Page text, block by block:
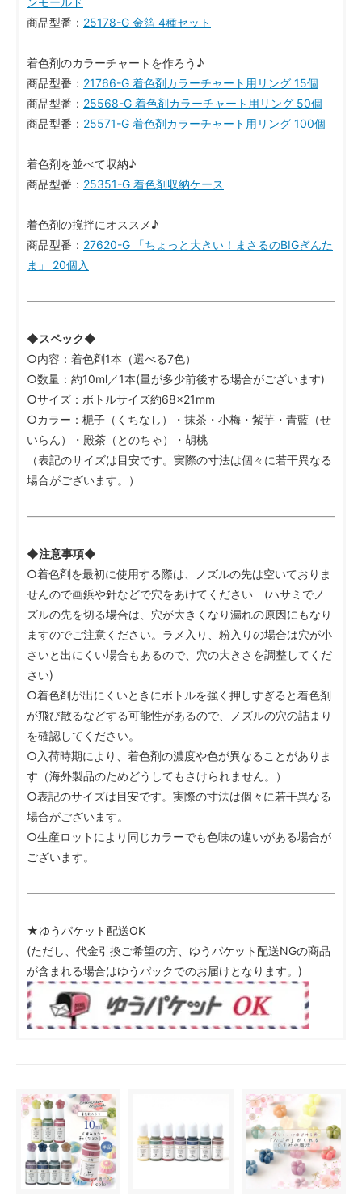
商品型番： 25178-G 金箔 4種セット
着色剤のカラーチャートを作ろう♪
商品型番： 21766-G 着色剤カラーチャート用リング 15個
商品型番： 25568-G 着色剤カラーチャート用リング 50個
商品型番： 25571-G 着色剤カラーチャート用リング 100個
着色剤を並べて収納♪
商品型番： 25351-G 着色剤収納ケース
着色剤の撹拌にオススメ♪
商品型番： 27620-G 「ちょっと大きい！まさるのBIGぎんた
ま」 20個入
◆スペック◆
○内容：着色剤1本（選べる7色）
○数量：約10ml／1本(量が多少前後する場合がございます)
○サイズ：ボトルサイズ約68×21mm
○カラー：梔子（くちなし）・抹茶・小梅・紫芋・青藍（せ
いらん）・殿茶（とのちゃ）・胡桃
（表記のサイズは目安です。実際の寸法は個々に若干異なる
場合がございます。）
◆注意事項◆
○着色剤を最初に使用する際は、ノズルの先は空いておりま
せんので画鋲や針などで穴をあけてください (ハサミでノ
ズルの先を切る場合は、穴が大きくなり漏れの原因にもなり
ますのでご注意ください。ラメ入り、粉入りの場合は穴が小
さいと出にくい場合もあるので、穴の大きさを調整してくだ
さい)
○着色剤が出にくいときにボトルを強く押しすぎると着色剤
が飛び散るなどする可能性があるので、ノズルの穴の詰まり
を確認してください。
○入荷時期により、着色剤の濃度や色が異なることがありま
す（海外製品のためどうしてもさけられません。）
○表記のサイズは目安です。実際の寸法は個々に若干異なる
場合がございます。
○生産ロットにより同じカラーでも色味の違いがある場合が
ございます。
★ゆうパケット配送OK
(ただし、代金引換ご希望の方、ゆうパケット配送NGの商品
が含まれる場合はゆうパックでのお届けとなります。)